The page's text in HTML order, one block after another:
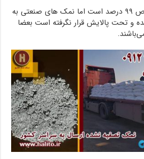
نمک خوراکی دارای خلوص ۹۹ درصد است اما نمک های صنعتی به
و تحت پالایش قرار نگرفته است بعضا